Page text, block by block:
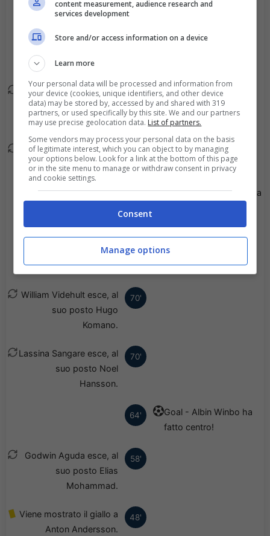
Nilsson.
87'
85'
Alexander Salo esce, al
suo posto Argjend
Miftari.
85'
Linus Borgstroem esce,
al suo posto Lion Beqiri.
Viene mostrato il giallo a
79'
Isak Vidjeskog esce, al
suo posto Hampus
Zackrisson.
70'
William Videhult esce, al
suo posto Hugo
Komano.
70'
Lassina Sangare esce, al
suo posto Noel
Hansson.
64'
Goal - Albin Winbo ha
fatto centro!
58'
Godwin Aguda esce, al
suo posto Elias
Mohammad.
48'
Viene mostrato il giallo a
Anton Andersson.
content measurement, audience research and
services development
Store and/or access information on a device
Learn more
Your personal data will be processed and information from
your device (cookies, unique identifiers, and other device
data) may be stored by, accessed by and shared with 319
partners, or used specifically by this site. We and our partners
may use precise geolocation data. List of partners.
Some vendors may process your personal data on the basis
of legitimate interest, which you can object to by managing
your options below. Look for a link at the bottom of this page
or in the site menu to manage or withdraw consent in privacy
and cookie settings.
Consent
Manage options